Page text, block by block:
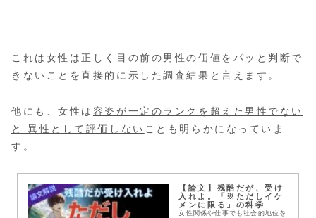
これは女性は正しく目の前の男性の価値をパッと判断で
きないことを直接的に示した調査結果と言えます。
他にも、女性は 容姿が一定のランクを超えた男性でない
と 異性として評価しない ことも明らかになっていま
す。
【論文】残酷だが、受け
入れよ。「※ただしイケ
メンに限る」の科学
女性関係や仕事でも社会的地位を